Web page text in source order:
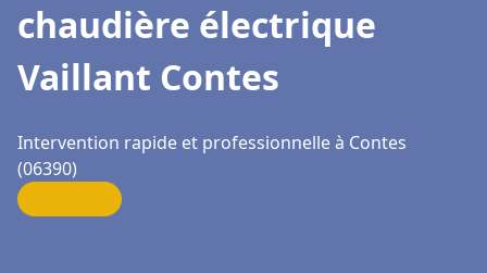
chaudière électrique
Vaillant Contes
Intervention rapide et professionnelle à Contes
(06390)